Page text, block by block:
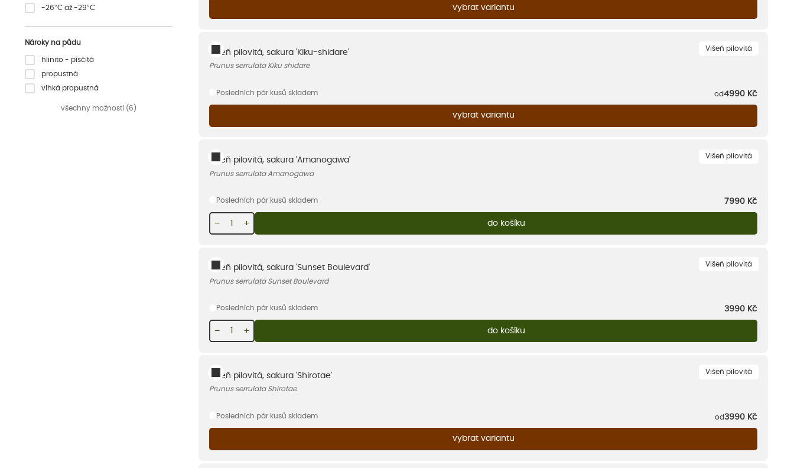
-26°C až -29°C
Nároky na půdu
hlinito - písčitá
propustná
vlhká propustná
všechny možnosti (6)
vybrat variantu
Višeň pilovitá
Višeň pilovitá, sakura 'Kiku-shidare'
Prunus serrulata Kiku shidare
Posledních pár kusů skladem od4990 Kč
vybrat variantu
Višeň pilovitá
Višeň pilovitá, sakura 'Amanogawa'
Prunus serrulata Amanogawa
Posledních pár kusů skladem 7990 Kč
+
− do košíku
Višeň pilovitá
Višeň pilovitá, sakura 'Sunset Boulevard'
Prunus serrulata Sunset Boulevard
Posledních pár kusů skladem 3990 Kč
+
− do košíku
Višeň pilovitá
Višeň pilovitá, sakura 'Shirotae'
Prunus serrulata Shirotae
Posledních pár kusů skladem od3990 Kč
vybrat variantu